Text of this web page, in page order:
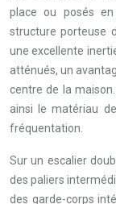
place ou posés
structure porteuse
une excellente
atténués, un
centre de la
ainsi le matériau
fréquentation.
Sur un escalier
des paliers
des garde-corps